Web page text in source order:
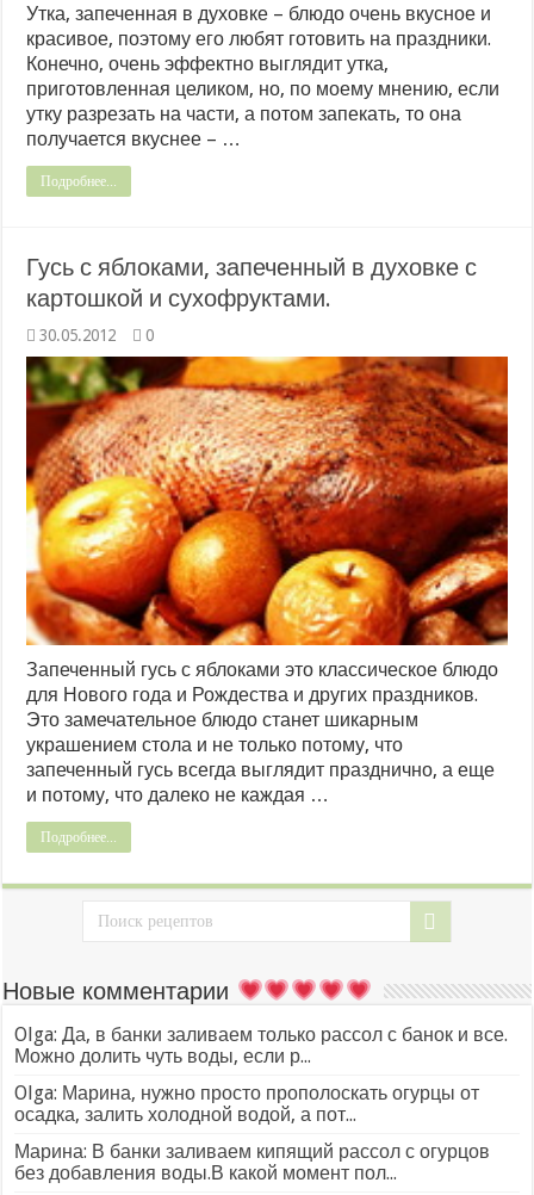
Утка, запеченная в духовке – блюдо очень вкусное и
красивое, поэтому его любят готовить на праздники.
Конечно, очень эффектно выглядит утка,
приготовленная целиком, но, по моему мнению, если
утку разрезать на части, а потом запекать, то она
получается вкуснее – …
Подробнее...
Гусь с яблоками, запеченный в духовке с
картошкой и сухофруктами.
30.05.2012 0
Запеченный гусь с яблоками это классическое блюдо
для Нового года и Рождества и других праздников.
Это замечательное блюдо станет шикарным
украшением стола и не только потому, что
запеченный гусь всегда выглядит празднично, а еще
и потому, что далеко не каждая …
Подробнее...
Новые комментарии
Olga: Да, в банки заливаем только рассол с банок и все.
Можно долить чуть воды, если р...
Olga: Марина, нужно просто прополоскать огурцы от
осадка, залить холодной водой, а пот...
Марина: В банки заливаем кипящий рассол с огурцов
без добавления воды.В какой момент пол...